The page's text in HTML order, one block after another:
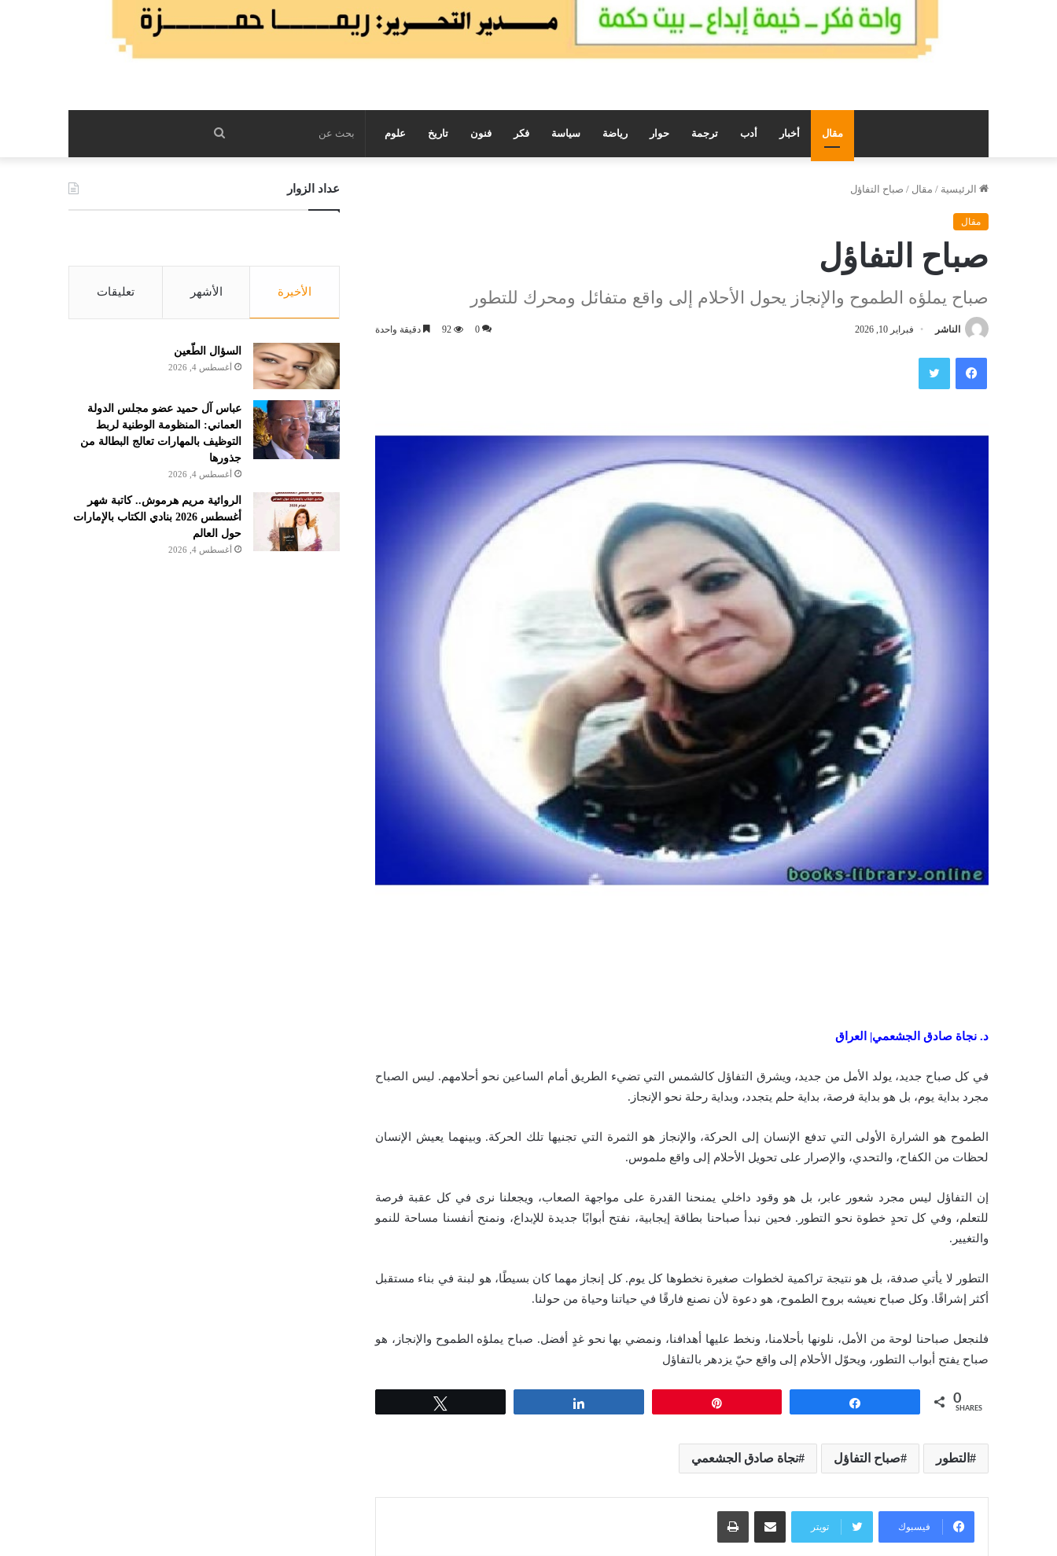
مقال أخبار أدب ترجمة حوار رياضة سياسة فكر فنون تاريخ علوم بحث
الرئيسية / مقال / صباح التفاؤل
مقال
صباح التفاؤل
صباح يملؤه الطموح والإنجاز يحول الأحلام إلى واقع متفائل ومحرك للتطور
الناشر فبراير 10, 2026 0
92 دقيقة واحدة
فيسبوك تويتر
د. نجاة صادق الجشعمي| العراق
في كل صباح جديد، يولد الأمل من جديد، ويشرق التفاؤل كالشمس التي تضيء الطريق أمام الساعين نحو أحلامهم. ليس الصباح
مجرد بداية يوم، بل هو بداية فرصة، بداية حلم يتجدد، وبداية رحلة نحو الإنجاز.
الطموح هو الشرارة الأولى التي تدفع الإنسان إلى الحركة، والإنجاز هو الثمرة التي تجنيها تلك الحركة. وبينهما يعيش الإنسان
لحظات من الكفاح، والتحدي، والإصرار على تحويل الأحلام إلى واقع ملموس.
إن التفاؤل ليس مجرد شعور عابر، بل هو وقود داخلي يمنحنا القدرة على مواجهة الصعاب، ويجعلنا نرى في كل عقبة فرصة
للتعلم، وفي كل تحدٍ خطوة نحو التطور. فحين نبدأ صباحنا بطاقة إيجابية، نفتح أبوابًا جديدة للإبداع، ونمنح أنفسنا مساحة للنمو
والتغيير.
التطور لا يأتي صدفة، بل هو نتيجة تراكمية لخطوات صغيرة نخطوها كل يوم. كل إنجاز مهما كان بسيطًا، هو لبنة في بناء مستقبل
أكثر إشراقًا. وكل صباح نعيشه بروح الطموح، هو دعوة لأن نصنع فارقًا في حياتنا وحياة من حولنا.
فلنجعل صباحنا لوحة من الأمل، نلونها بأحلامنا، ونخط عليها أهدافنا، ونمضي بها نحو غدٍ أفضل. صباح يملؤه الطموح والإنجاز، هو
صباح يفتح أبواب التطور، ويحوّل الأحلام إلى واقع حيّ يزدهر بالتفاؤل
0
SHARES
التطور صباح التفاؤل نجاة صادق الجشعمي
فيسبوك تويتر
مشاركة عبر البريد طباعة
عداد الزوار
الأخيرة الأشهر تعليقات
السؤال الطّعين
أغسطس 4, 2026
عباس آل حميد عضو مجلس الدولة
العماني: المنظومة الوطنية لربط
التوظيف بالمهارات تعالج البطالة من
جذورها
أغسطس 4, 2026
الروائية مريم هرموش.. كاتبة شهر
أغسطس 2026 بنادي الكتاب بالإمارات
حول العالم
أغسطس 4, 2026